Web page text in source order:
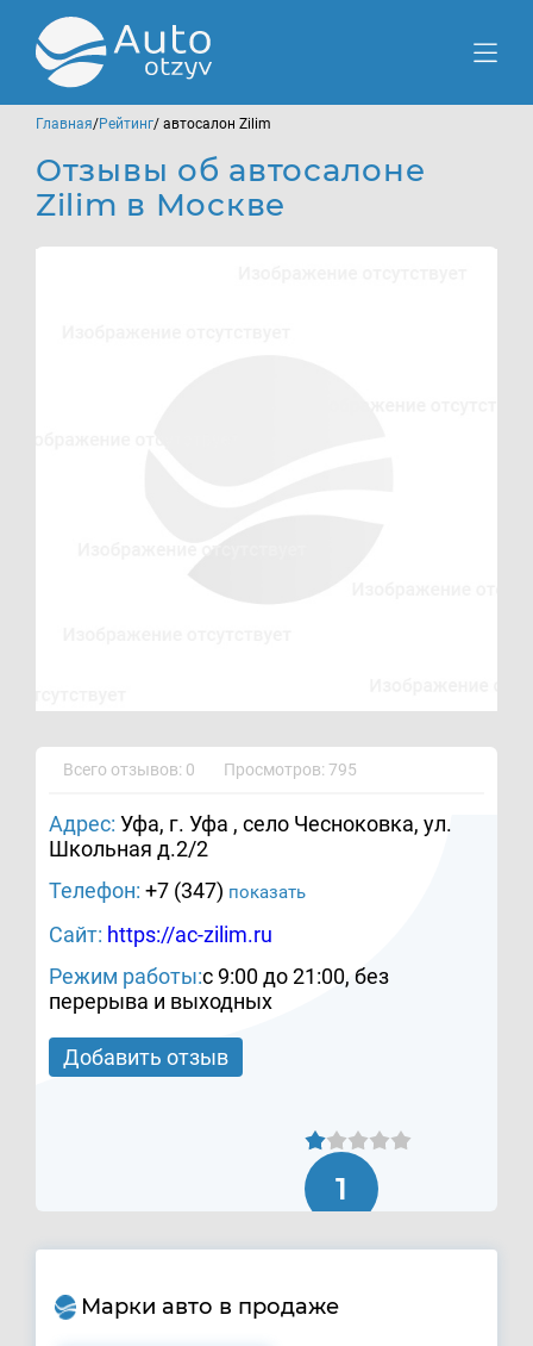
Главная/Рейтинг/ автосалон Zilim
Отзывы об автосалоне
Zilim в Москве
Всего отзывов: 0 Просмотров: 795
Адрес: Уфа, г. Уфа , село Чесноковка, ул.
Школьная д.2/2
Телефон: +7 (347) показать
Сайт: https://ac-zilim.ru
Режим работы:с 9:00 до 21:00, без
перерыва и выходных
Добавить отзыв
1
Марки авто в продаже